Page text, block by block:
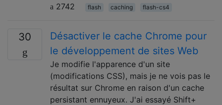
2742
flash caching flash-cs4
30
Désactiver le cache Chrome pour
le développement de sites Web
Je modifie l'apparence d'un site
(modifications CSS), mais je ne vois pas le
résultat sur Chrome en raison d'un cache
persistant ennuyeux. J'ai essayé Shift+